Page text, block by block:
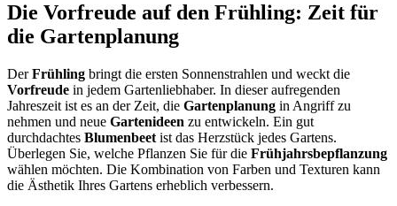
Die Vorfreude auf den Frühling: Zeit für
die Gartenplanung
DerFrühling bringt die ersten Sonnenstrahlen und weckt die
Vorfreude in jedem Gartenliebhaber. In dieser aufregenden
Jahreszeit ist es an der Zeit, die Gartenplanung in Angriff zu
nehmen und neue Gartenideen zu entwickeln. Ein gut
durchdachtes Blumenbeet ist das Herzstück jedes Gartens.
Überlegen Sie, welche Pflanzen Sie für die Frühjahrsbepflanzung
wählen möchten. Die Kombination von Farben und Texturen kann
die Ästhetik Ihres Gartens erheblich verbessern.